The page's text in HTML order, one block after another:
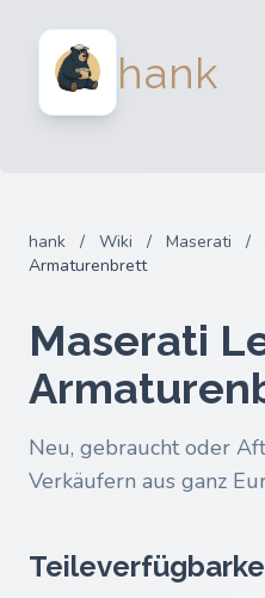
hank
hank / Wiki / Maserati /
Armaturenbrett
Maserati
Neu, gebraucht oder
Verkäufern aus ganz